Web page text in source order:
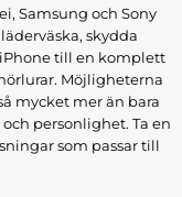
Samsung och Sony
skydda
till en komplett
Möjligheterna
mycket mer än bara
personlighet. Ta en
som passar till